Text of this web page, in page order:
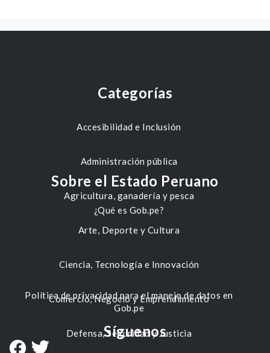
Categorías
Accesibilidad e Inclusión
Administración pública
Agricultura, ganadería y pesca
Arte, Deporte y Cultura
Ciencia, Tecnología e Innovación
Comercio, Negocio y Emprendimiento
Defensa, Seguridad y Justicia
Sobre el Estado Peruano
¿Qué es Gob.pe?
Política de privacidad para el manejo de datos en
Gob.pe
Síguenos